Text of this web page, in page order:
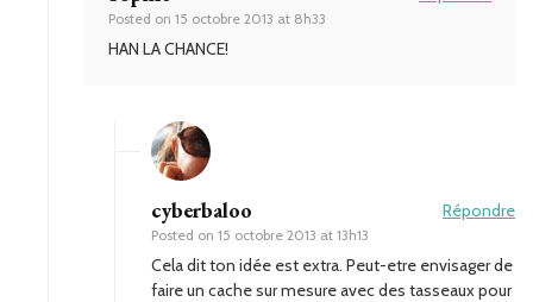
Posted on 15 octobre 2013 at 8h33
HAN LA CHANCE!
cyberbaloo
Posted on 15 octobre 2013 at 13h13
Répondre
Cela dit ton idée est extra. Peut-etre envisager de
faire un cache sur mesure avec des tasseaux pour